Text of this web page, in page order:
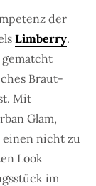
der
Limberry.
Braut-
Mit
Glam,
einen nicht zu
Look
im